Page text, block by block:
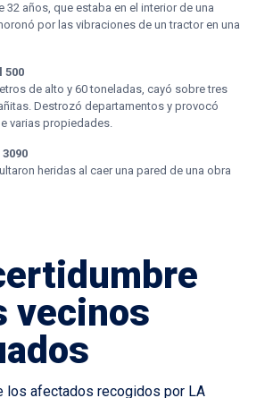
32 años, que estaba en el interior de una
por las vibraciones de un tractor en una
500
de alto y 60 toneladas, cayó sobre tres
Destrozó departamentos y provocó
varias propiedades.
heridas al caer una pared de una obra
vecinos
los afectados recogidos por LA